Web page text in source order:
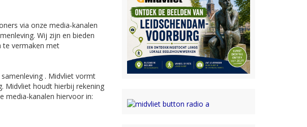
via onze media-kanalen
Wij zijn en bieden
te vermaken met
. Midvliet vormt
Midvliet houdt hierbij rekening
media-kanalen hiervoor in: